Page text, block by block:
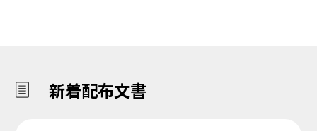
新着配布文書